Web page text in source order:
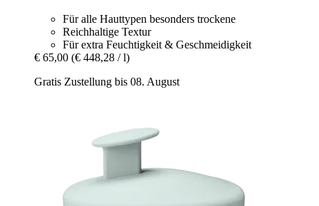
Für alle Hauttypen besonders trockene
Reichhaltige Textur
Für extra Feuchtigkeit & Geschmeidigkeit
€ 65,00 (€ 448,28 / l)
Gratis Zustellung bis 08. August